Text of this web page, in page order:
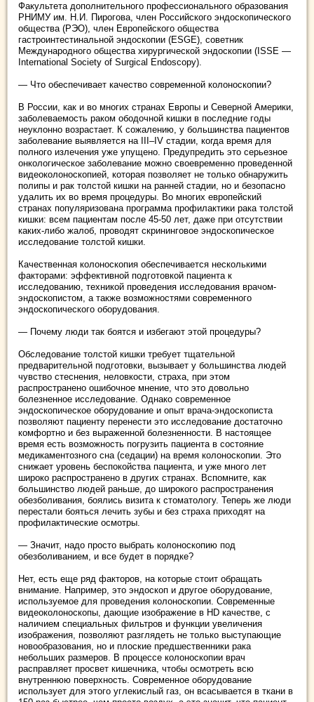
Факультета дополнительного профессионального образования
РНИМУ им. Н.И. Пирогова, член Российского эндоскопического
общества (РЭО), член Европейского общества
гастроинтестинальной эндоскопии (ESGE), советник
Международного общества хирургической эндоскопии (ISSE —
International Society of Surgical Endoscopy).
— Что обеспечивает качество современной колоноскопии?
В России, как и во многих странах Европы и Северной Америки,
заболеваемость раком ободочной кишки в последние годы
неуклонно возрастает. К сожалению, у большинства пациентов
заболевание выявляется на III–IV стадии, когда время для
полного излечения уже упущено. Предупредить это серьезное
онкологическое заболевание можно своевременно проведенной
видеоколоноскопией, которая позволяет не только обнаружить
полипы и рак толстой кишки на ранней стадии, но и безопасно
удалить их во время процедуры. Во многих европейский
странах популяризована программа профилактики рака толстой
кишки: всем пациентам после 45-50 лет, даже при отсутствии
каких-либо жалоб, проводят скрининговое эндоскопическое
исследование толстой кишки.
Качественная колоноскопия обеспечивается несколькими
факторами: эффективной подготовкой пациента к
исследованию, техникой проведения исследования врачом-
эндоскопистом, а также возможностями современного
эндоскопического оборудования.
— Почему люди так боятся и избегают этой процедуры?
Обследование толстой кишки требует тщательной
предварительной подготовки, вызывает у большинства людей
чувство стеснения, неловкости, страха, при этом
распространено ошибочное мнение, что это довольно
болезненное исследование. Однако современное
эндоскопическое оборудование и опыт врача-эндоскописта
позволяют пациенту перенести это исследование достаточно
комфортно и без выраженной болезненности. В настоящее
время есть возможность погрузить пациента в состояние
медикаментозного сна (седации) на время колоноскопии. Это
снижает уровень беспокойства пациента, и уже много лет
широко распространено в других странах. Вспомните, как
большинство людей раньше, до широкого распространения
обезболивания, боялись визита к стоматологу. Теперь же люди
перестали бояться лечить зубы и без страха приходят на
профилактические осмотры.
— Значит, надо просто выбрать колоноскопию под
обезболиванием, и все будет в порядке?
Нет, есть еще ряд факторов, на которые стоит обращать
внимание. Например, это эндоскоп и другое оборудование,
используемое для проведения колоноскопии. Современные
видеоколоноскопы, дающие изображение в HD качестве, с
наличием специальных фильтров и функции увеличения
изображения, позволяют разглядеть не только выступающие
новообразования, но и плоские предшественники рака
небольших размеров. В процессе колоноскопии врач
расправляет просвет кишечника, чтобы осмотреть всю
внутреннюю поверхность. Современное оборудование
использует для этого углекислый газ, он всасывается в ткани в